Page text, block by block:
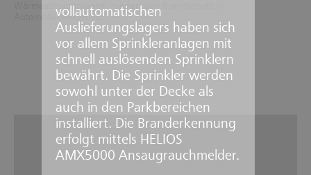
Wärmeabzugsanlagen, runden den Brandschutz in
Automobilwerken ab.
vollautomatischen
Auslieferungslagers haben sich
vor allem Sprinkleranlagen mit
schnell auslösenden Sprinklern
bewährt. Die Sprinkler werden
sowohl unter der Decke als
auch in den Parkbereichen
installiert. Die Branderkennung
erfolgt mittels HELIOS
AMX5000 Ansaugrauchmelder.